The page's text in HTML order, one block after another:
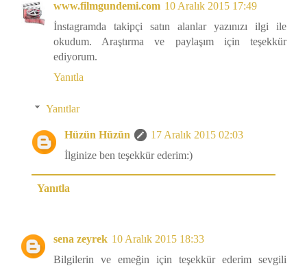
www.filmgundemi.com 10 Aralık 2015 17:49
İnstagramda takipçi satın alanlar yazınızı ilgi ile
okudum. Araştırma ve paylaşım için teşekkür
ediyorum.
Yanıtla
Yanıtlar
Hüzün Hüzün
17 Aralık 2015 02:03
İlginize ben teşekkür ederim:)
Yanıtla
sena zeyrek 10 Aralık 2015 18:33
Bilgilerin ve emeğin için teşekkür ederim sevgili